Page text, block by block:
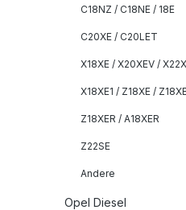
C18NZ / C18NE / 18E
C20XE / C20LET
X18XE / X20XEV /
X18XE1 / Z18XE /
Z18XER / A18XER
Z22SE
Andere
Opel Diesel